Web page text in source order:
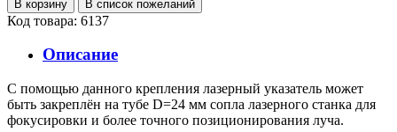
Код товара: 6137
Описание
С помощью данного крепления лазерный указатель может
быть закреплён на тубе D=24 мм сопла лазерного станка для
фокусировки и более точного позиционирования луча.